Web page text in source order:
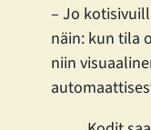
– Jo
näin: kun tila
niin